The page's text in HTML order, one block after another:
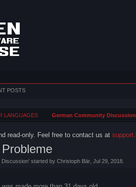
LANGUAGES German Community Discussion
read-only. Feel free to contact us at
Discussion' started by Christoph Bär, Jul 29, 2018.
POSTS